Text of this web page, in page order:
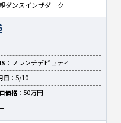
ダンスインザダーク
： フレンチデピュティ
日： 5/10
価格： 50万円